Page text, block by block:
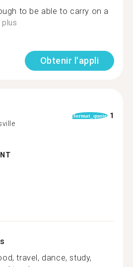
to be able to carry on a
plus
Obtenir l'appli
format_quote 1
travel, dance, study,